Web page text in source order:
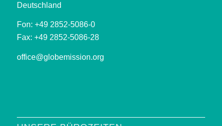
Deutschland
Fon: +49 2852-5086-0
Fax: +49 2852-5086-28
office@globemission.org